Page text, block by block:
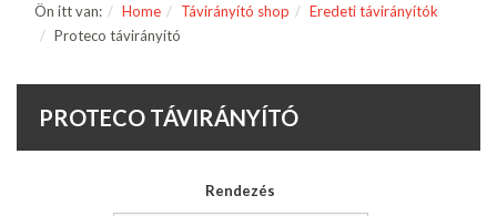
Ön itt van: Home Távirányító shop
Eredeti távirányítók
Proteco távirányító
PROTECO TÁVIRÁNYÍTÓ
Rendezés